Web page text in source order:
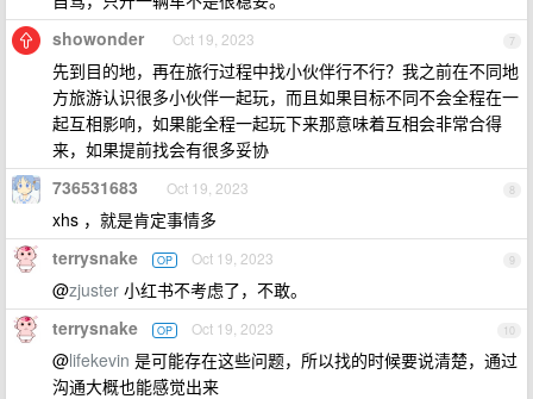
7
showonder Oct 19, 2023
先到目的地，再在旅行过程中找小伙伴行不行？我之前在不同地
方旅游认识很多小伙伴一起玩，而且如果目标不同不会全程在一
起互相影响，如果能全程一起玩下来那意味着互相会非常合得
来，如果提前找会有很多妥协
8
736531683 Oct 19, 2023
xhs ，就是肯定事情多
9
terrysnake OP Oct 19, 2023
@zjuster 小红书不考虑了，不敢。
10
terrysnake OP Oct 19, 2023
@lifekevin 是可能存在这些问题，所以找的时候要说清楚，通过
沟通大概也能感觉出来